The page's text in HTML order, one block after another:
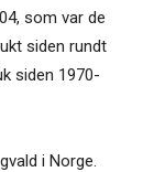
som var de
siden rundt
siden 1970-
i Norge.